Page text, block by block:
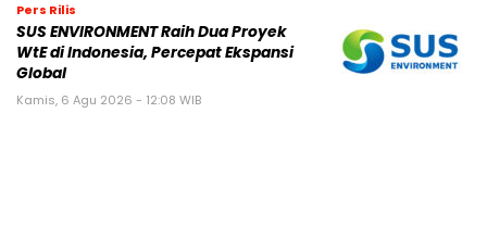
Pers Rilis
SUS ENVIRONMENT Raih Dua Proyek
WtE di Indonesia, Percepat Ekspansi
Global
Kamis, 6 Agu 2026 - 12:08 WIB